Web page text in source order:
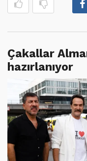
Çakallar
hazırlanıyor